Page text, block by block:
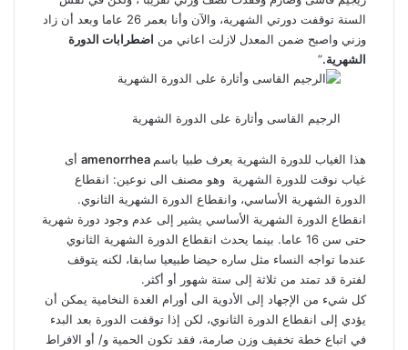
السنة توقفت دورتي الشهرية، والآن وأنا بعمر 26 عاما وبعد أن زاد
وزني واصبح ضمن المعدل لازلت اعاني من اضطرابات الدورة
الشهرية.”
الرجيم القاسى وأثارة على الدورة الشهرية
هذا الغياب للدورة الشهرية يعرف طبيا باسم
أى
غياب نوقت للدورة الشهرية وهو مصنف الى نوعين: انقطاع
الدورة الشهرية الأساسي، وانقطاع الدورة الشهرية الثانوي.
انقطاع الدورة الشهرية الأساسي يشير إلى عدم وجود دورة شهرية
حتى سن 16 عاما. بينما يحدث انقطاع الدورة الشهرية الثانوي
عندما تواجه النساء مثل ساره حيضا طبيعيا سابقا، لكنه يتوقف
لفترة قد تمتد من ثلاثة إلى ستة شهور أو أكثر.
كل شيء من الإجهاد إلى الأدوية الى أورام الغدة النخامية يمكن أن
يؤدي إلى انقطاع الدورة الثانوي، لكن إذا توقفت الدورة بعد البدء
في اتباع خطة تخفيف وزن صارمة، فقد تكون الحمية و/ أو الافراط